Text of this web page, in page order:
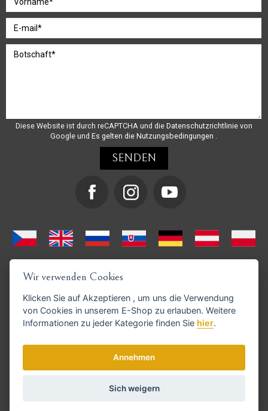
Diese Website ist durch reCAPTCHA und die Datenschutzrichtlinie von
Google und Es gelten die Nutzungsbedingungen .
GoPay-Zahlungen möglich
Wir verwenden Cookies
Klicken Sie auf Akzeptieren , um uns die Verwendung
von Cookies in unserem E-Shop zu erlauben. Weitere
Informationen zu jeder Kategorie finden Sie hier.
Annehmen
Sich weigern